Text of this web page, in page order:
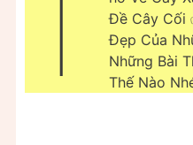
T
Đề Cây Cối
Đẹp Của
Những Bài
Thế Nào